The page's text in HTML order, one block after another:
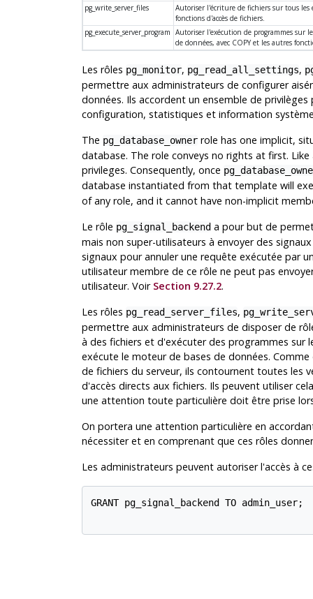
pg_write_server_files
Autoriser l'écriture de fichiers sur tous les
fonctions d'accès de fichiers.
pg_execute_server_program Autoriser l'exécution de programmes sur
de données, avec COPY et les autres
Les rôles pg_monitor, pg_read_all_settings,
permettre aux administrateurs de configurer
données. Ils accordent un ensemble de
configuration, statistiques et information
The pg_database_ownerrole has one implicit,
database. The role conveys no rights at first.
privileges. Consequently, once
database instantiated from that template will
of any role, and it cannot have non-implicit
Le rôle pg_signal_backenda pour but de
mais non super-utilisateurs à envoyer des
signaux pour annuler une requête exécutée par
utilisateur membre de ce rôle ne peut pas
utilisateur. Voir Section 9.27.2.
Les rôles pg_read_server_files,
permettre aux administrateurs de disposer de
à des fichiers et d'exécuter des programmes sur
exécute le moteur de bases de données.
de fichiers du serveur, ils contournent toutes les
d'accès directs aux fichiers. Ils peuvent utiliser
une attention toute particulière doit être prise
On portera une attention particulière en
nécessiter et en comprenant que ces rôles
Les administrateurs peuvent autoriser l'accès à
GRANT pg_signal_backend TO admin_user;